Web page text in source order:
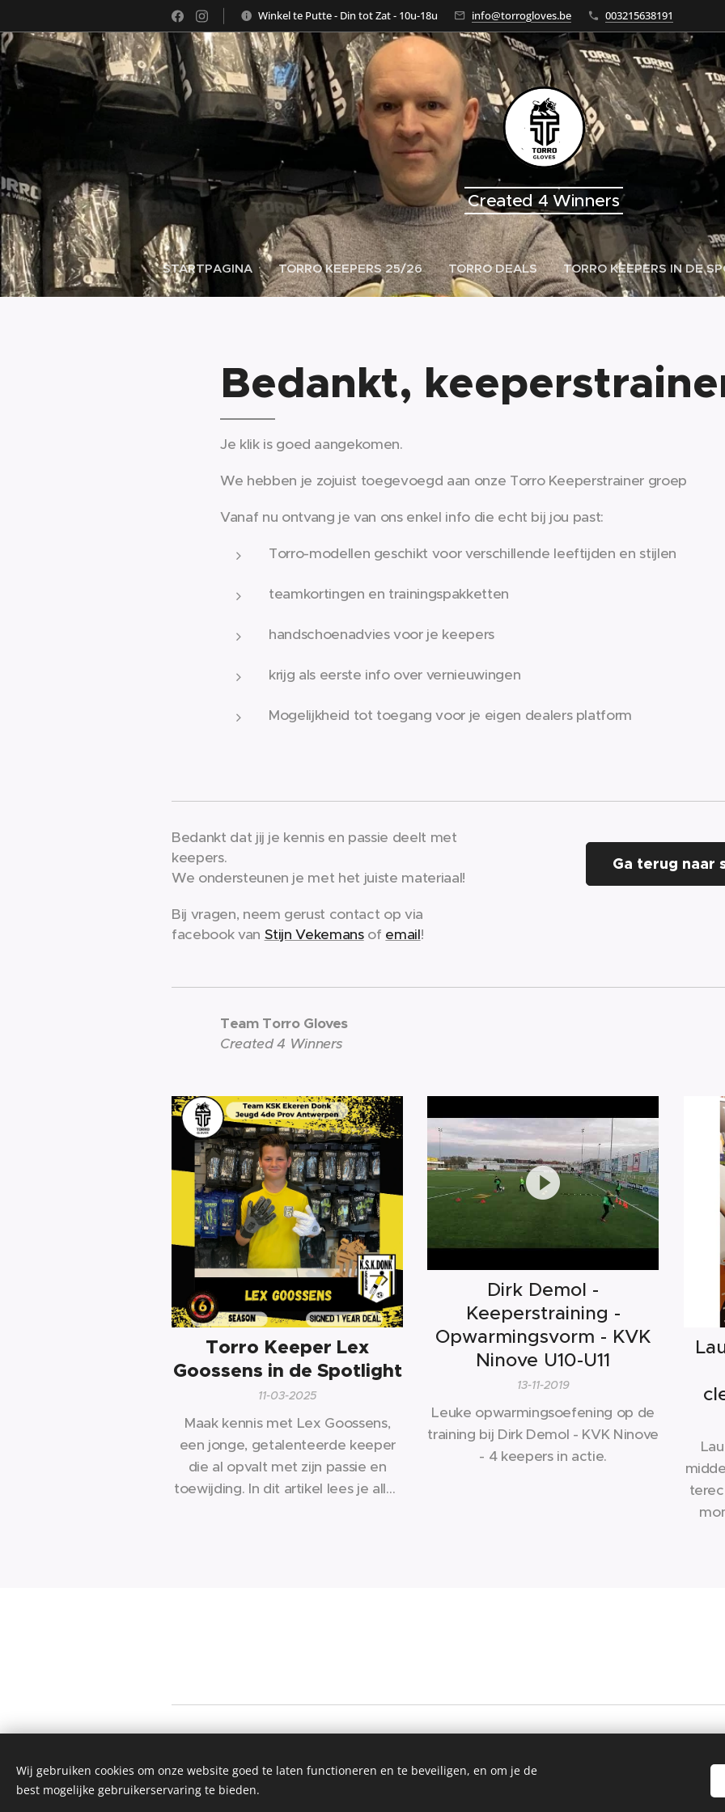
Winkel te Putte - Din tot Zat - 10u-18u info@torrogloves.be 003215638191
Created 4 Winners
STARTPAGINA TORRO KEEPERS 25/26 TORRO DEALS TORRO KEEPERS IN DE
Bedankt,
Je klik is goed aangekomen. ✔️
We hebben je zojuist toegevoegd aan onze Torro Keeperstrainer groep
Vanaf nu ontvang je van ons enkel info die echt bij jou past:
Torro-modellen geschikt voor verschillende leeftijden en stijlen
teamkortingen en trainingspakketten
handschoenadvies voor je keepers
krijg als eerste info over vernieuwingen
Mogelijkheid tot toegang voor je eigen dealers platform
Bedankt dat jij je kennis en passie deelt met
keepers.
We ondersteunen je met het juiste materiaal!
Bij vragen, neem gerust contact op via
facebook van Stijn Vekemansof email!
Ga terug naar
Team Torro Gloves
Created 4 Winners
Torro Keeper Lex
Goossens in de Spotlight
11-03-2025
Maak kennis met Lex Goossens,
een jonge, getalenteerde keeper
die al opvalt met zijn passie en
toewijding. In dit artikel lees je alles
Dirk Demol -
Keeperstraining -
Opwarmingsvorm - KVK
Ninove U10-U11
13-11-2019
Leuke opwarmingsoefening op de
training bij Dirk Demol - KVK Ninove
- 4 keepers in actie.
Stijn Vekemans - Torro Keeper Gloves
onderdeel van
Wij gebruiken cookies om onze website goed te laten functioneren en te beveiligen, en om je de
best mogelijke gebruikerservaring te bieden.